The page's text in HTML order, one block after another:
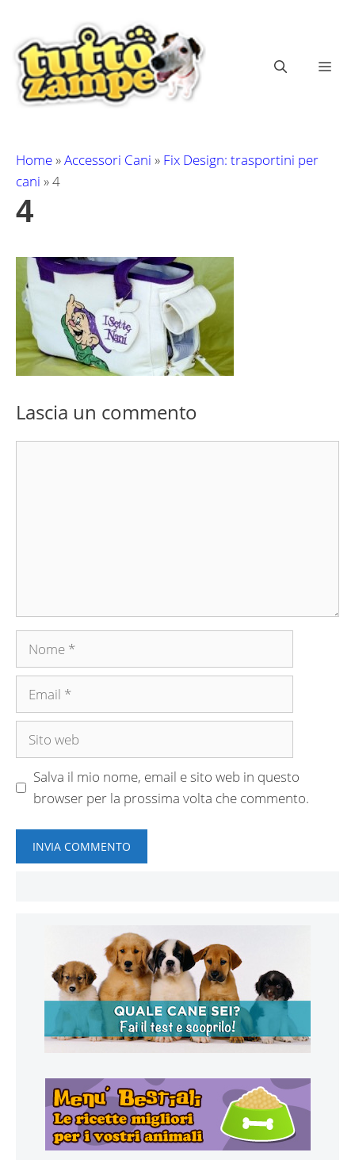
contenuto
Home»Accessori Cani » Fix Design: trasportini per
cani »4
4
Lascia un commento
Nome
Email
Sito
Salva il mio nome, email e sito web in questo
browser per la prossima volta che commento.